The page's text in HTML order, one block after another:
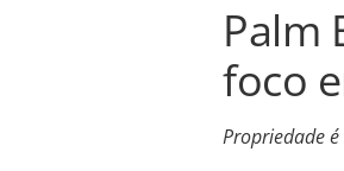
Palm
foco
Propriedade